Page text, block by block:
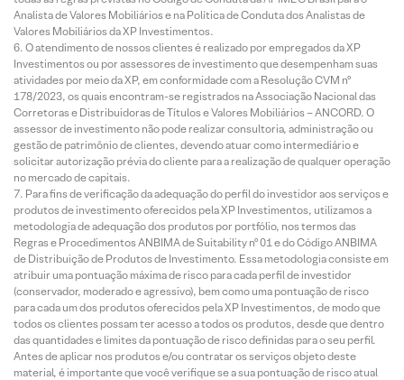
Analista de Valores Mobiliários e na Política de Conduta dos Analistas de
Valores Mobiliários da XP Investimentos.
O atendimento de nossos clientes é realizado por empregados da XP
Investimentos ou por assessores de investimento que desempenham suas
atividades por meio da XP, em conformidade com a Resolução CVM nº
178/2023, os quais encontram-se registrados na Associação Nacional das
Corretoras e Distribuidoras de Títulos e Valores Mobiliários – ANCORD. O
assessor de investimento não pode realizar consultoria, administração ou
gestão de patrimônio de clientes, devendo atuar como intermediário e
solicitar autorização prévia do cliente para a realização de qualquer operação
no mercado de capitais.
Para fins de verificação da adequação do perfil do investidor aos serviços e
produtos de investimento oferecidos pela XP Investimentos, utilizamos a
metodologia de adequação dos produtos por portfólio, nos termos das
Regras e Procedimentos ANBIMA de Suitability nº 01 e do Código ANBIMA
de Distribuição de Produtos de Investimento. Essa metodologia consiste em
atribuir uma pontuação máxima de risco para cada perfil de investidor
(conservador, moderado e agressivo), bem como uma pontuação de risco
para cada um dos produtos oferecidos pela XP Investimentos, de modo que
todos os clientes possam ter acesso a todos os produtos, desde que dentro
das quantidades e limites da pontuação de risco definidas para o seu perfil.
Antes de aplicar nos produtos e/ou contratar os serviços objeto deste
material, é importante que você verifique se a sua pontuação de risco atual